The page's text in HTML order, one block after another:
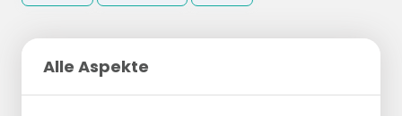
Alle Aspekte